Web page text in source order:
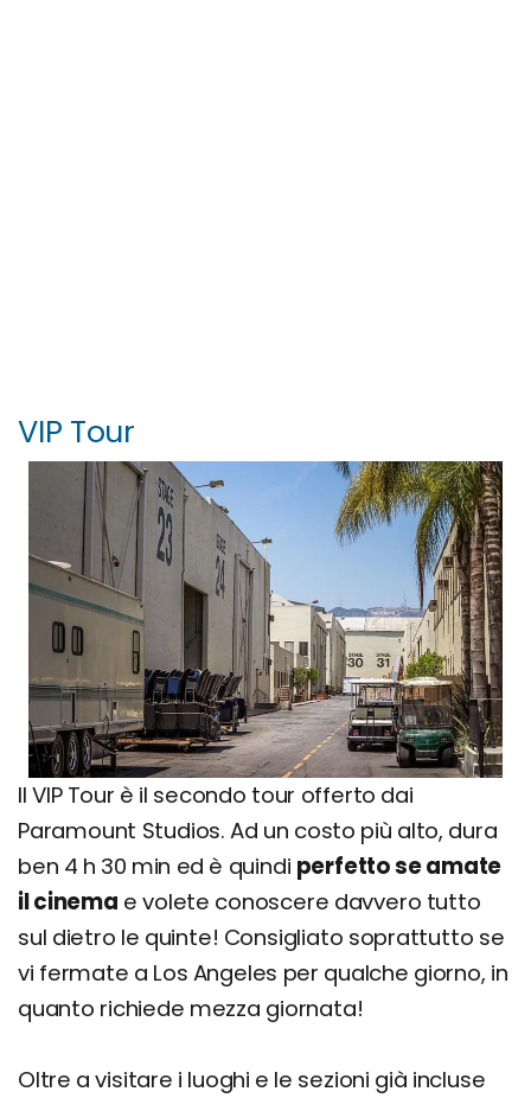
VIP Tour
Il VIP Tour è il secondo tour offerto dai
Paramount Studios. Ad un costo più alto, dura
ben 4 h 30 min ed è quindi perfetto se amate
il cinema e volete conoscere davvero tutto
sul dietro le quinte! Consigliato soprattutto se
vi fermate a Los Angeles per qualche giorno, in
quanto richiede mezza giornata!
Oltre a visitare i luoghi e le sezioni già incluse